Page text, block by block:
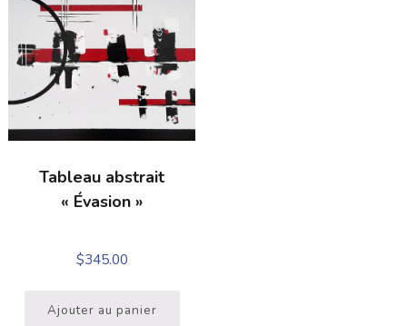
Tableau abstrait
« Évasion »
$345.00
Ajouter au panier